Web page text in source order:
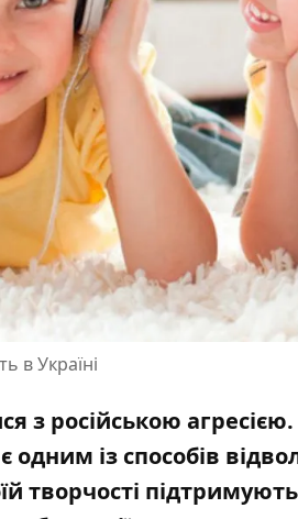
в Україні
з російською
одним із способів
творчості